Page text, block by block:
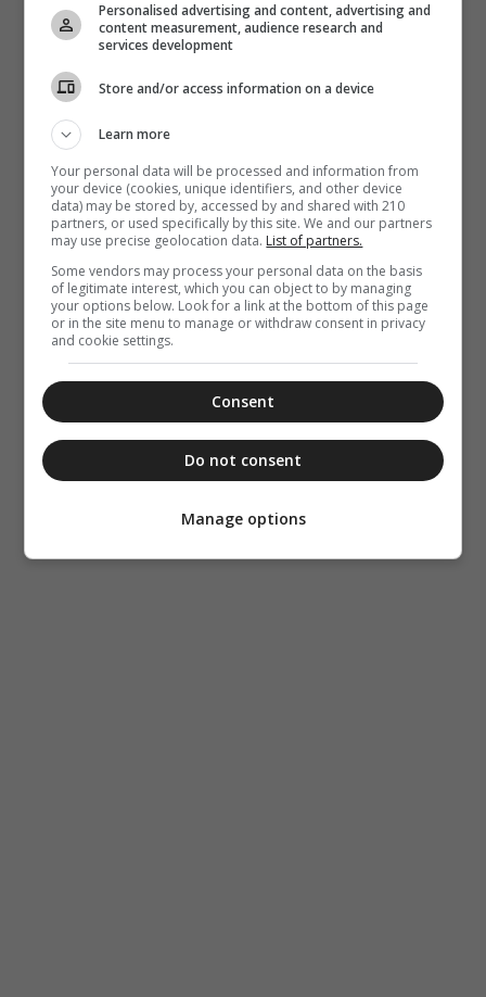
Personalised advertising and content, advertising and
content measurement, audience research and
services development
Store and/or access information on a device
Learn more
Your personal data will be processed and information from
your device (cookies, unique identifiers, and other device
data) may be stored by, accessed by and shared with 210
partners, or used specifically by this site. We and our partners
may use precise geolocation data. List of partners.
Some vendors may process your personal data on the basis
of legitimate interest, which you can object to by managing
your options below. Look for a link at the bottom of this page
or in the site menu to manage or withdraw consent in privacy
and cookie settings.
Consent
Do not consent
Manage options